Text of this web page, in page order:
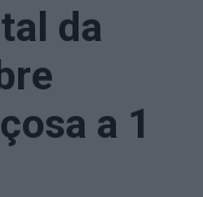
da
a 1